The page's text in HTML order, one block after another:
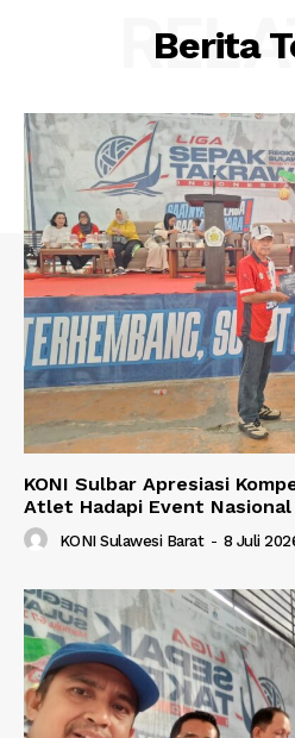
Berita
KONI Sulbar Apresiasi
Atlet Hadapi Event Nasional
KONI Sulawesi Barat - 8 Juli